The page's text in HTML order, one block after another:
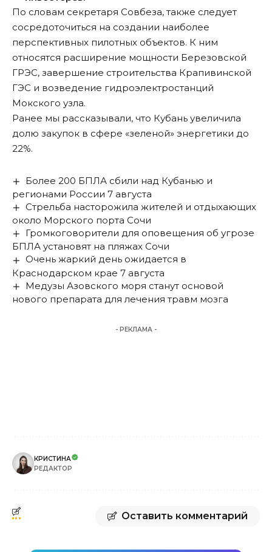
По словам секретаря Совбеза, также следует
сосредоточиться на создании наиболее
перспективных пилотных объектов. К ним
относятся расширение мощности Березовской
ГРЭС, завершение строительства Крапивинской
ГЭС и возведение гидроэлектростанций
Мокского узла.
Ранее мы рассказывали, что Кубань увеличила
долю закупок в сфере «зеленой» энергетики до
22%.
Более 200 БПЛА сбили над Кубанью и
регионами России 7 августа
Стрельба насторожила жителей и отдыхающих
около Морского порта Сочи
Громкоговорители для оповещения об угрозе
БПЛА установят на пляжах Сочи
Очень жаркий день ожидается в
Краснодарском крае 7 августа
Медузы Азовского моря станут основой
нового препарата для лечения травм мозга
- РЕКЛАМА -
КРИСТИНА
РЕДАКТОР
Оставить комментарий